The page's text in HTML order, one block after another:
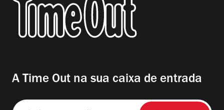
A Time Out na sua caixa de entrada
Insira